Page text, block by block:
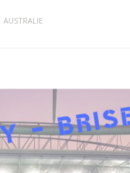
AUSTRALIE